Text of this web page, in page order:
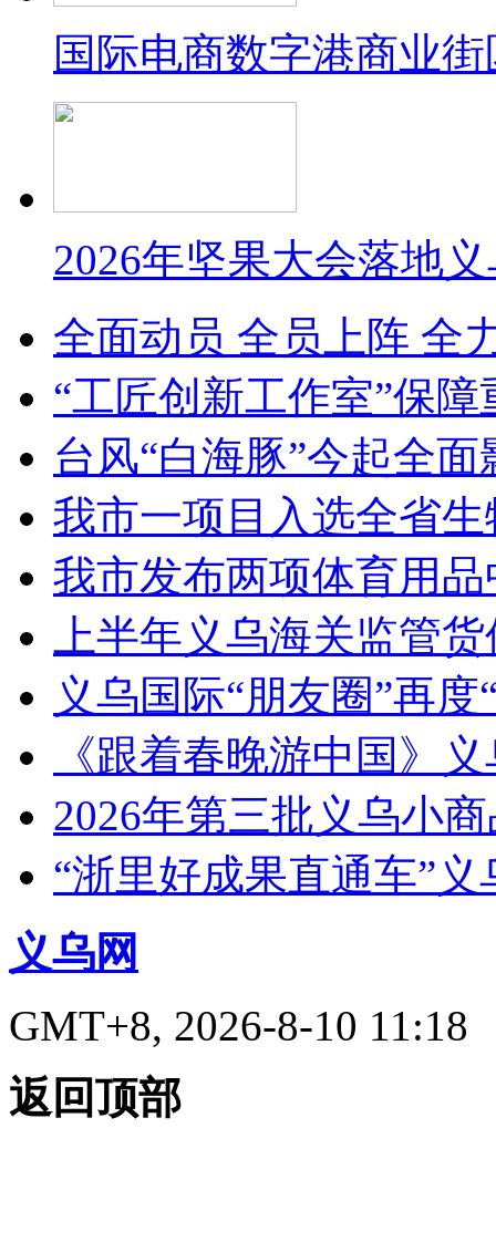
国际电商数字港商业
2026年坚果大会落地
全面动员 全员上阵 全
“工匠创新工作室”保
台风“白海豚”今起全面
我市一项目入选全省
我市发布两项体育用
上半年义乌海关监管
义乌国际“朋友圈”再度
《跟着春晚游中国》
2026年第三批义乌小
“浙里好成果直通车”
义乌网
GMT+8, 2026-8-10 11:18
返回顶部